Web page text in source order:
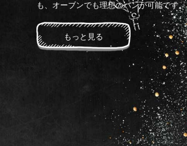
も、オーブンでも理想のパンが可能です。
もっと見る